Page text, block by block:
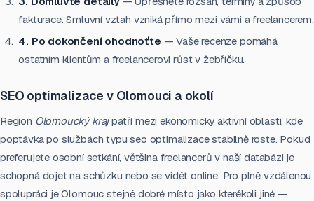
fakturace. Smluvní vztah vzniká přímo mezi vámi a freelancerem.
4. Po dokončení ohodnoťte — Vaše recenze pomáhá
ostatním klientům a freelancerovi růst v žebříčku.
SEO optimalizace v Olomouci a okolí
Region Olomoucký krajpatří mezi ekonomicky aktivní oblasti, kde
poptávka po službách typu seo optimalizace stabilně roste. Pokud
preferujete osobní setkání, většina freelancerů v naší databázi je
schopná dojet na schůzku nebo se vidět online. Pro plně vzdálenou
spolupráci je Olomouc stejně dobré místo jako kterékoli jiné —